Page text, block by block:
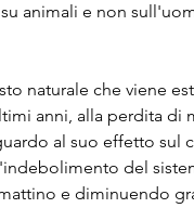
animali e non
naturale che viene
anni, alla perdita di
al suo effetto sul
del
e diminuendo